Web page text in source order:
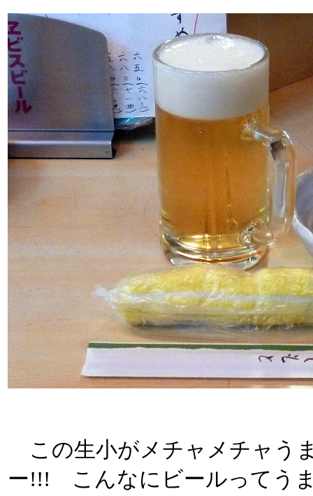
この生小がメチャメチャう
ー!!! こんなにビールってう